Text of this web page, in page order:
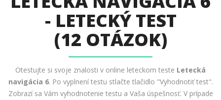
- LETECKÝ TEST
(12 OTÁZOK)
Otestujte si svoje znalosti v online leteckom teste Letecká
navigácia 6. Po vyplnení testu stlačte tlačidlo "Vyhodnotiť test".
Zobrazí sa Vám vyhodnotenie testu a Vaša úspešnosť. V prípade